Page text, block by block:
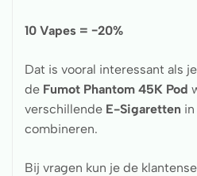
10 Vapes = −20%
Dat is vooral interessant als
de Fumot Phantom 45K Pod
verschillende E-Sigaretten
combineren.
Bij vragen kun je de